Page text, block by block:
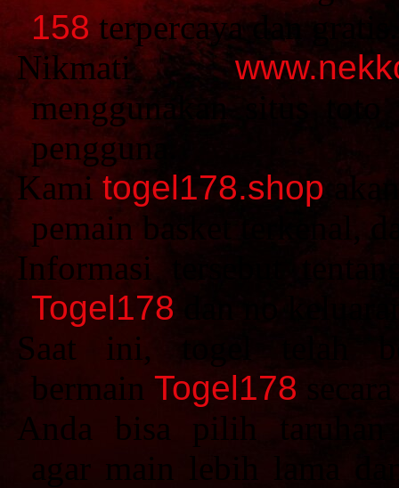
158terpercaya dan gratis.
Nikmati
menggunakan situs
pengguna.
Kamitogel178.shop
pemain basket terkenal,
Informasi tersebut
Togel178
Saat ini, togel telah
bermain Togel178
Anda bisa pilih
agar main lebih lama